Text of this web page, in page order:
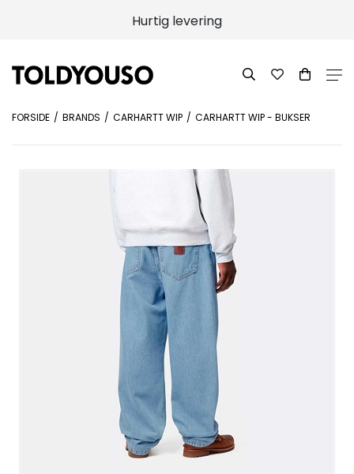
Hurtig levering
FORSIDE BRANDS CARHARTT WIP CARHARTT WIP - BUKSER